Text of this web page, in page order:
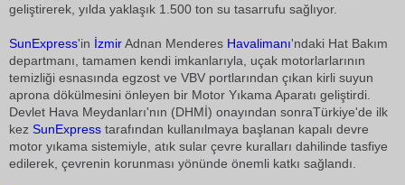
geliştirerek, yılda yaklaşık 1.500 ton su tasarrufu sağlıyor.
SunExpress'in İzmirAdnan Menderes Havalimanı'ndaki Hat Bakım
departmanı, tamamen kendi imkanlarıyla, uçak motorlarlarının
temizliği esnasında egzost ve VBV portlarından çıkan kirli suyun
aprona dökülmesini önleyen bir Motor Yıkama Aparatı geliştirdi.
Devlet Hava Meydanları'nın (DHMİ) onayından sonraTürkiye'de ilk
kez SunExpress tarafından kullanılmaya başlanan kapalı devre
motor yıkama sistemiyle, atık sular çevre kuralları dahilinde tasfiye
edilerek, çevrenin korunması yönünde önemli katkı sağlandı.